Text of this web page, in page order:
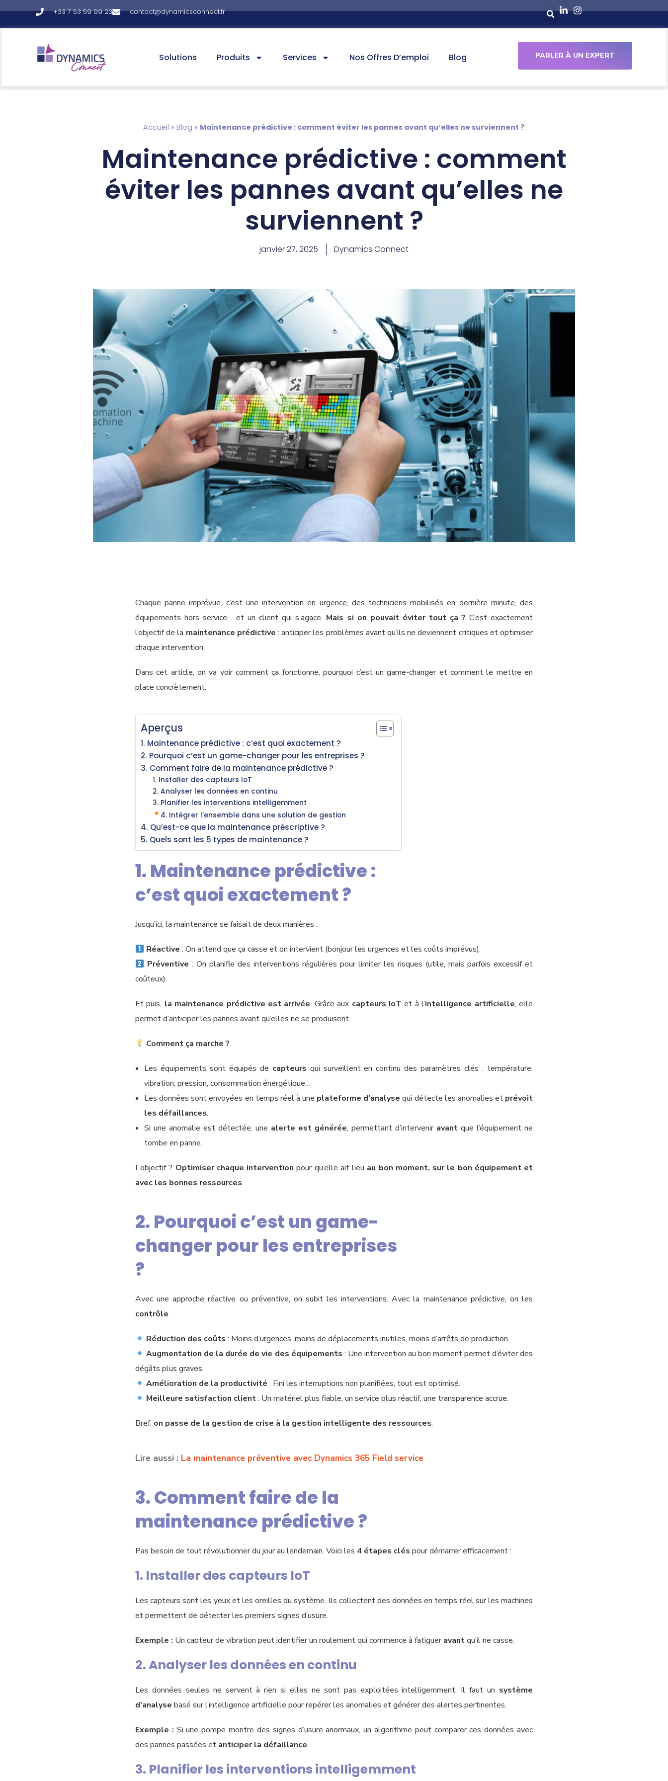
principal
+33 7 53 59 99 23 contact@dynamicsconnect.fr
Solutions Produits Services Nos Offres D’emploi Blog PARLER À UN EXPERT
Accueil » Blog » Maintenance prédictive : comment éviter les pannes avant qu’elles ne surviennent ?
Maintenance prédictive : comment
éviter les pannes avant qu’elles ne
surviennent ?
janvier 27, 2025 Dynamics Connect
Chaque panne imprévue, c’est une intervention en urgence, des techniciens mobilisés en dernière minute, des
équipements hors service… et un client qui s’agace. Mais si on pouvait éviter tout ça ? C’est exactement
l’objectif de la maintenance prédictive : anticiper les problèmes avant qu’ils ne deviennent critiques et optimiser
chaque intervention.
Dans cet article, on va voir comment ça fonctionne, pourquoi c’est un game-changer et comment le mettre en
place concrètement.
Aperçus
1. Maintenance prédictive : c’est quoi exactement ?
2. Pourquoi c’est un game-changer pour les entreprises ?
3. Comment faire de la maintenance prédictive ?
1. Installer des capteurs IoT
2. Analyser les données en continu
3. Planifier les interventions intelligemment
4. Intégrer l’ensemble dans une solution de gestion
4. Qu’est-ce que la maintenance préscriptive ?
5. Quels sont les 5 types de maintenance ?
1. Maintenance prédictive :
c’est quoi exactement ?
Jusqu’ici, la maintenance se faisait de deux manières :
Réactive : On attend que ça casse et on intervient (bonjour les urgences et les coûts imprévus).
Préventive : On planifie des interventions régulières pour limiter les risques (utile, mais parfois excessif et
coûteux).
Et puis, la maintenance prédictive est arrivée. Grâce aux capteurs IoT et à l’intelligence artificielle, elle
permet d’anticiper les pannes avant qu’elles ne se produisent.
Comment ça marche ?
Les équipements sont équipés de capteurs qui surveillent en continu des paramètres clés : température,
vibration, pression, consommation énergétique…
Les données sont envoyées en temps réel à une plateforme d’analyse qui détecte les anomalies et prévoit
les défaillances.
Si une anomalie est détectée, une alerte est générée, permettant d’intervenir avant que l’équipement ne
tombe en panne.
L’objectif ? Optimiser chaque intervention pour qu’elle ait lieu au bon moment, sur le bon équipement et
avec les bonnes ressources.
2. Pourquoi c’est un game-
changer pour les entreprises
?
Avec une approche réactive ou préventive, on subit les interventions. Avec la maintenance prédictive, on les
contrôle.
Réduction des coûts : Moins d’urgences, moins de déplacements inutiles, moins d’arrêts de production.
Augmentation de la durée de vie des équipements : Une intervention au bon moment permet d’éviter des
dégâts plus graves.
Amélioration de la productivité : Fini les interruptions non planifiées, tout est optimisé.
Meilleure satisfaction client: Un matériel plus fiable, un service plus réactif, une transparence accrue.
Bref, on passe de la gestion de crise à la gestion intelligente des ressources.
Lire aussi : La maintenance préventive avec Dynamics 365 Field service
3. Comment faire de la
maintenance prédictive ?
Pas besoin de tout révolutionner du jour au lendemain. Voici les 4 étapes clés pour démarrer efficacement :
1. Installer des capteurs IoT
Les capteurs sont les yeux et les oreilles du système. Ils collectent des données en temps réel sur les machines
et permettent de détecter les premiers signes d’usure.
Exemple : Un capteur de vibration peut identifier un roulement qui commence à fatigueravantqu’il ne casse.
2. Analyser les données en continu
Les données seules ne servent à rien si elles ne sont pas exploitées intelligemment. Il faut un système
d’analyse basé sur l’intelligence artificielle pour repérer les anomalies et générer des alertes pertinentes.
Exemple : Si une pompe montre des signes d’usure anormaux, un algorithme peut comparer ces données avec
des pannes passées et anticiper la défaillance.
3. Planifier les interventions intelligemment